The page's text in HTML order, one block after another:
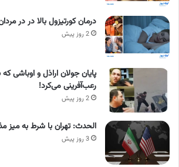
درمان کورتیزول بالا در در
2 روز پیش
پایان جولان اراذل و اوباشی
رعب‌آفرینی می‌کرد!
2 روز پیش
الحدث: تهران با شرط به میز
3 روز پیش